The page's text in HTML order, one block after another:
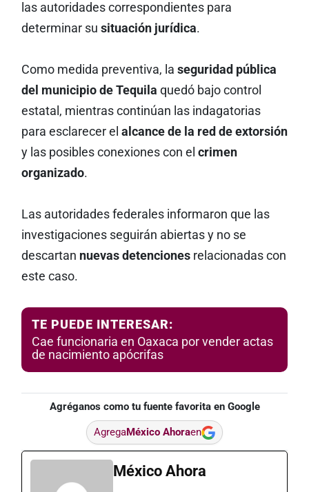
las autoridades correspondientes para
determinar su situación jurídica.
Como medida preventiva, la seguridad pública
del municipio de Tequila quedó bajo control
estatal, mientras continúan las indagatorias
para esclarecer el alcance de la red de extorsión
y las posibles conexiones con el crimen
organizado.
Las autoridades federales informaron que las
investigaciones seguirán abiertas y no se
descartan nuevas detencionesrelacionadas con
este caso.
TE PUEDE INTERESAR:
Cae funcionaria en Oaxaca por vender actas
de nacimiento apócrifas
Agréganos como tu fuente favorita en Google
AgregaMéxico Ahoraen
México Ahora